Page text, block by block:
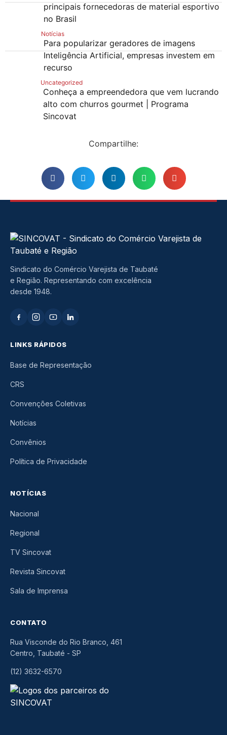
principais fornecedoras de material esportivo
no Brasil
Notícias
Para popularizar geradores de imagens
Inteligência Artificial, empresas investem em
recurso
Uncategorized
Conheça a empreendedora que vem lucrando
alto com churros gourmet | Programa
Sincovat
Compartilhe:
Sindicato do Comércio Varejista de Taubaté
e Região. Representando com excelência
desde 1948.
LINKS RÁPIDOS
Base de Representação
CRS
Convenções Coletivas
Notícias
Convênios
Política de Privacidade
NOTÍCIAS
Nacional
Regional
TV Sincovat
Revista Sincovat
Sala de Imprensa
CONTATO
Rua Visconde do Rio Branco, 461
Centro, Taubaté - SP
(12) 3632-6570